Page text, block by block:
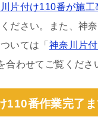
片付け110番が施工
ください。また、神
いては「 神奈川片
合わせてご覧くださ
110番作業完了